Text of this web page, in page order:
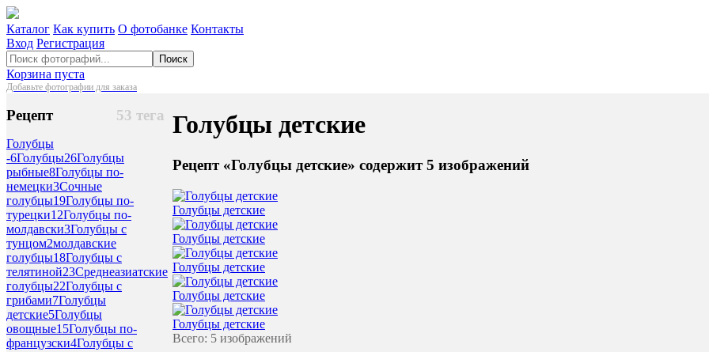
Каталог Как купить О фотобанке Контакты
Вход Регистрация
Поиск
Корзина пуста
Добавьте фотографии для заказа
53 тега
Рецепт
Голубцы
-6Голубцы26Голубцы
рыбные8Голубцы по-
немецки3Сочные
голубцы19Голубцы по-
турецки12Голубцы по-
молдавски3Голубцы с
тунцом2молдавские
голубцы18Голубцы с
телятиной23Среднеазиатские
голубцы22Голубцы с
грибами7Голубцы
детские5Голубцы
овощные15Голубцы по-
французски4Голубцы с
Голубцы детские
Рецепт «Голубцы детские» содержит 5 изображений
Голубцы детские
Голубцы детские
Голубцы детские
Голубцы детские
Голубцы детские
Всего: 5 изображений